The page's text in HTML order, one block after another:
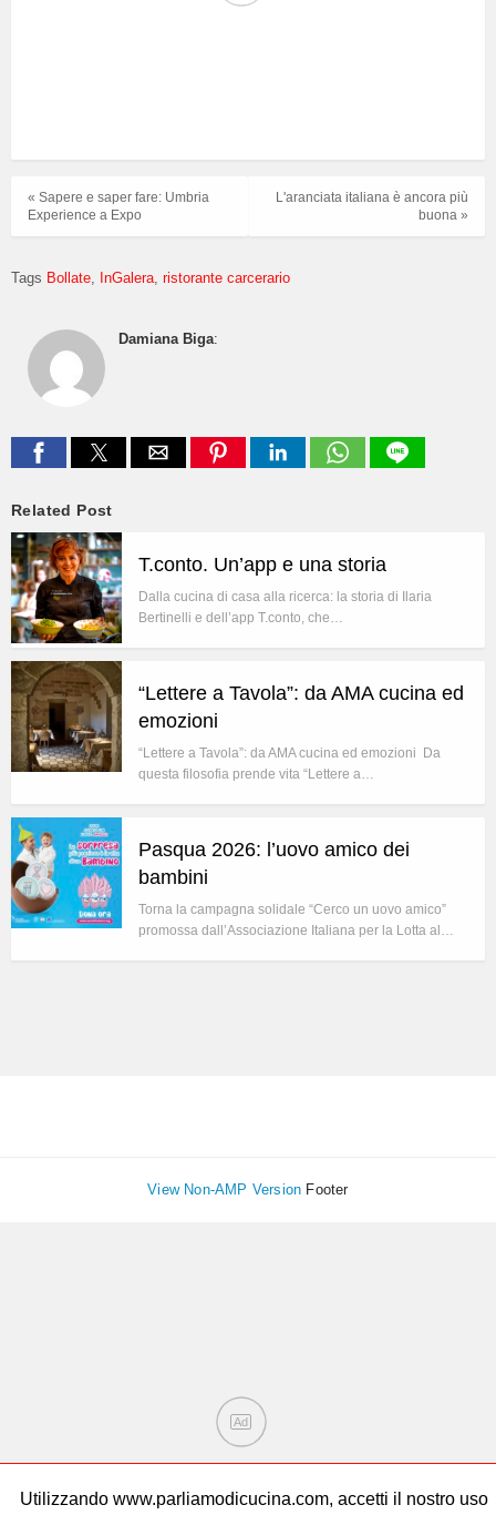
L'aranciata italiana è ancora più
buona »
« Sapere e saper fare: Umbria
Experience a Expo
Tags Bollate InGalera ristorante carcerario
Damiana Biga:
Related Post
T.conto. Un’app e una storia
Dalla cucina di casa alla ricerca: la storia di Ilaria
Bertinelli e dell’app T.conto, che…
“Lettere a Tavola”: da AMA cucina ed
emozioni
“Lettere a Tavola”: da AMA cucina ed emozioni Da
questa filosofia prende vita “Lettere a…
Pasqua 2026: l’uovo amico dei
bambini
Torna la campagna solidale “Cerco un uovo amico”
promossa dall’Associazione Italiana per la Lotta al…
View Non-AMP Version Footer
Utilizzando www.parliamodicucina.com, accetti il nostro uso
Ad